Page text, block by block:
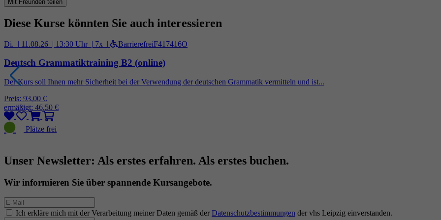
Mit Freunden teilen
Diese Kurse könnten Sie auch interessieren
Di. | 11.08.26 | 13:30 Uhr | 7x | BarrierefreiF417416O
Deutsch Grammatiktraining B2 (online)
Der Kurs soll Ihnen mehr Sicherheit bei der Verwendung der deutschen Grammatik vermitteln und ist...
Preis: 93,00 €
ermäßigt: 46,50 €
Unser Newsletter: Als erstes erfahren. Als erstes buchen.
Wir informieren Sie über spannende Kursangebote.
Ich erkläre mich mit der Verarbeitung meiner Daten gemäß der Datenschutzbestimmungen der vhs Leipzig einverstanden.